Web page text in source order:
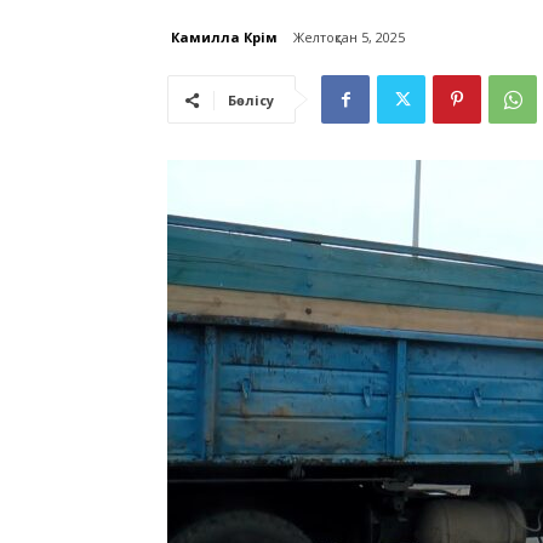
Камилла Кәрім Желтоқсан 5, 2025
Бөлісу